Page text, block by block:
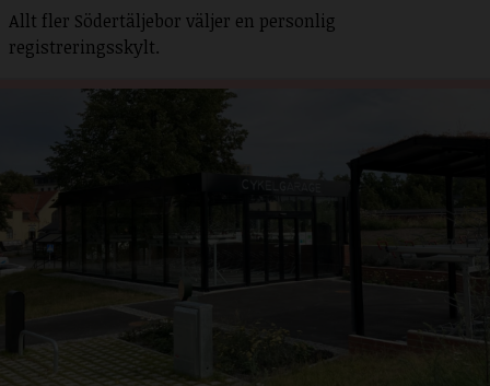
Allt fler Södertäljebor väljer en personlig
registreringsskylt.